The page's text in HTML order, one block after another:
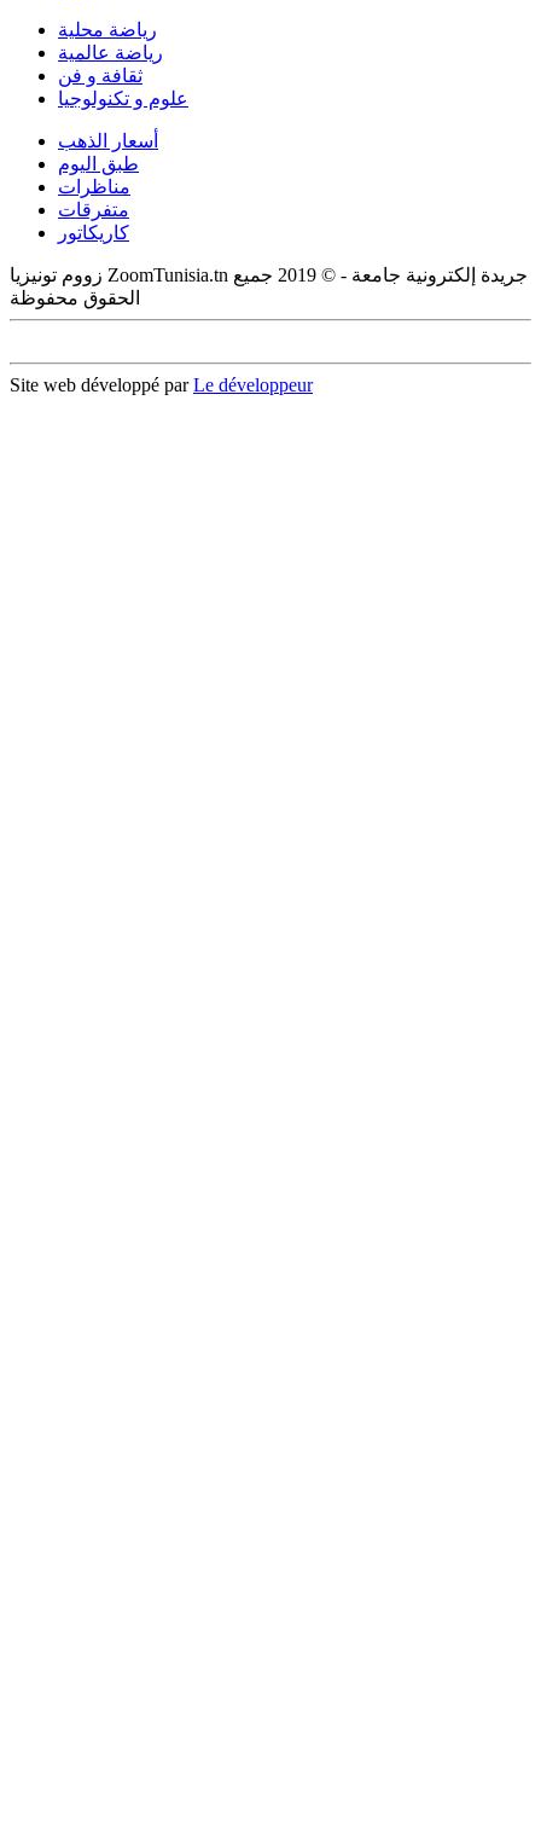
رياضة محلية
رياضة عالمية
ثقافة و فن
علوم و تكنولوجيا
أسعار الذهب
طبق اليوم
مناظرات
متفرقات
كاريكاتور
زووم تونيزيا ZoomTunisia.tn جريدة إلكترونية جامعة - © 2019 جميع
الحقوق محفوظة
Site web développé parLe développeur